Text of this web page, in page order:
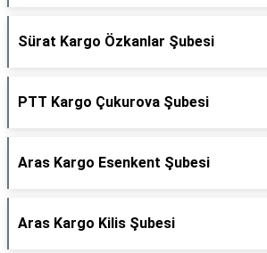
Sürat Kargo Özkanlar Şubesi
PTT Kargo Çukurova Şubesi
Aras Kargo Esenkent Şubesi
Aras Kargo Kilis Şubesi